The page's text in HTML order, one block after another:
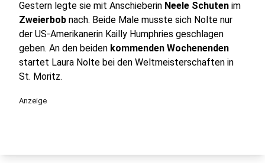
Gestern legte sie mit Anschieberin Neele Schuten im
Zweierbob nach. Beide Male musste sich Nolte nur
der US-Amerikanerin Kailly Humphries geschlagen
geben. An den beiden kommenden Wochenenden
startet Laura Nolte bei den Weltmeisterschaften in
St. Moritz.
Anzeige